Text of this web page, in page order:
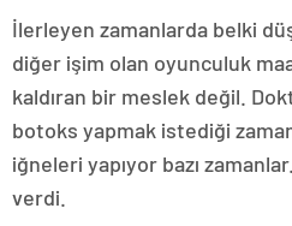
İlerleyen zamanlarda belki
diğer işim olan oyunculuk
kaldıran bir meslek değil.
botoks yapmak istediği
iğneleri yapıyor bazı
verdi.